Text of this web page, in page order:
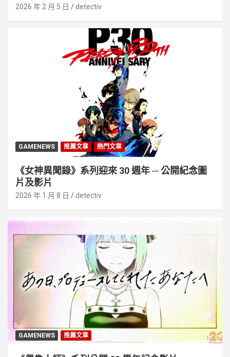
2026 年 2 月 5 日 detectiv
GAMENEWS 推薦文章 熱門文章
《女神異聞錄》系列迎來 30 週年 ─ 公開紀念圖
片及影片
2026 年 1 月 8 日 detectiv
GAMENEWS 推薦文章